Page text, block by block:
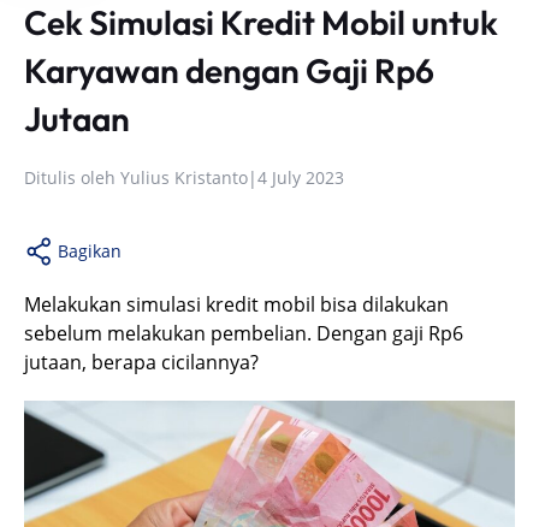
Cek Simulasi Kredit Mobil untuk
Karyawan dengan Gaji Rp6
Jutaan
Ditulis oleh Yulius Kristanto|4 July 2023
Bagikan
Melakukan simulasi kredit mobil bisa dilakukan
sebelum melakukan pembelian. Dengan gaji Rp6
jutaan, berapa cicilannya?